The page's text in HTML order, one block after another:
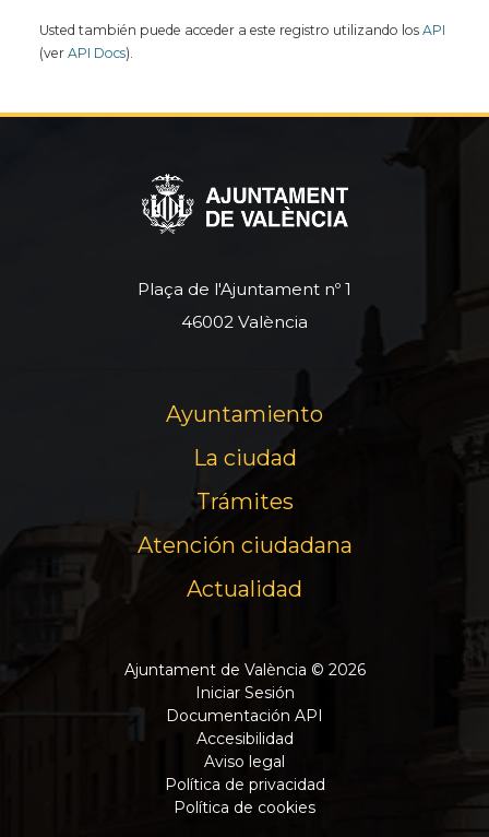
Usted también puede acceder a este registro utilizando los API
(ver API Docs).
Plaça de l'Ajuntament nº 1
46002 València
Ayuntamiento
La ciudad
Trámites
Atención ciudadana
Actualidad
Ajuntament de València © 2026
Iniciar Sesión
Documentación API
Accesibilidad
Aviso legal
Política de privacidad
Política de cookies